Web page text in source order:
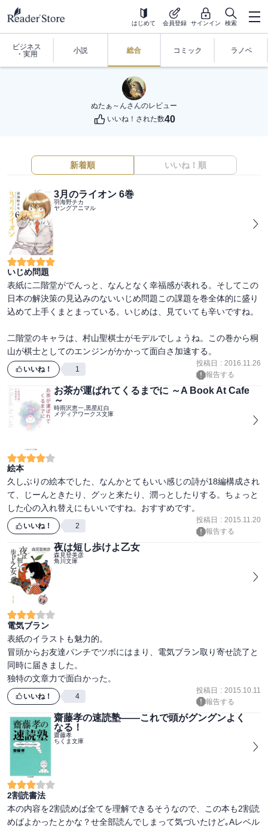
はじめて 会員登録 サインイン 検索
ビジネス
・実用
小説 総合 コミック ラノベ
ぬたぁ～んさんのレビュー
いいね！された数40
新着順 いいね！順
3月のライオン 6巻
羽海野チカ
ヤングアニマル
いじめ問題
表紙に二階堂がでんっと、なんとなく幸福感が表れる。そしてこの
日本の解決策の見込みのないいじめ問題この課題を巻全体的に盛り
込めて上手くまとまっている。いじめは、見ていても辛いですね。
二階堂のキャラは、村山聖棋士がモデルでしょうね。この巻から桐
いいね！ 1
投稿日 : 2016.11.26
報告する
お茶が運ばれてくるまでに ～A Book At Cafe
～
時雨沢恵一,黒星紅白
メディアワークス文庫
絵本
久しぶりの絵本でした、なんかとてもいい感じの詩が18編構成され
て、じーんときたり、グッと来たり、潤っとしたりする。ちょっと
した心の入れ替えにもいいですね。おすすめです。
いいね！ 2
投稿日 : 2015.11.20
報告する
夜は短し歩けよ乙女
森見登美彦
角川文庫
電気ブラン
表紙のイラストも魅力的。
冒頭からお友達パンチでツボにはまり、電気ブラン取り寄せ読了と
同時に届きました。
独特の文章力で面白かった。
いいね！ 4
投稿日 : 2015.10.11
報告する
齋藤孝の速読塾――これで頭がグングンよく
なる！
齋藤孝
ちくま文庫
2割読書法
本の内容を2割読めば全てを理解できるそうなので、この本も2割読
めばよかったとかな？せ全部読んでしまって気づいたけど｡Aレベル